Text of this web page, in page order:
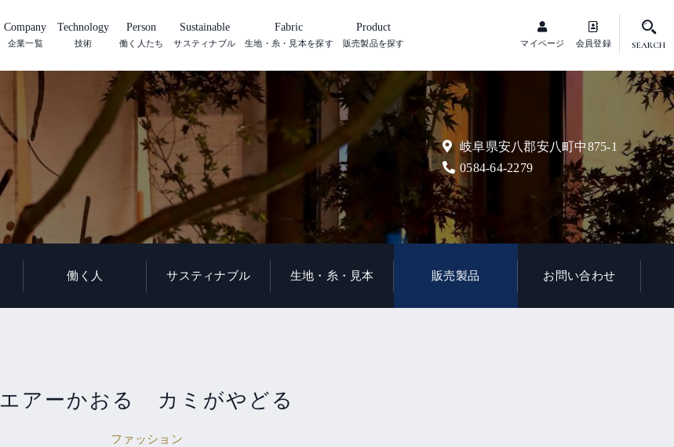
マイページ 会員登録 SEARCH
Company
企業一覧
Technology
技術
Person
働く人たち
Sustainable
サスティナブル
Fabric
生地・糸・見本を探す
Product
販売製品を探す
岐阜県安八郡安八町中875-1
0584-64-2279
働く人 サスティナブル 生地・糸・見本 販売製品 お問い合わせ
エアーかおる カミがやどる
ファッション